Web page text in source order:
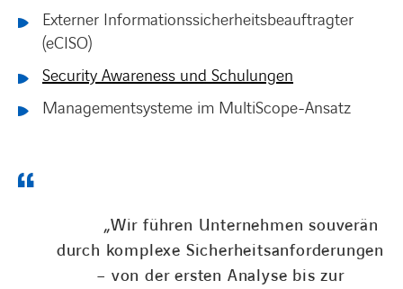
Externer Informationssicherheitsbeauftragter
(eCISO)
Security Awareness und Schulungen
Managementsysteme im MultiScope-Ansatz
„Wir führen Unternehmen souverän
durch komplexe Sicherheitsanforderungen
– von der ersten Analyse bis zur